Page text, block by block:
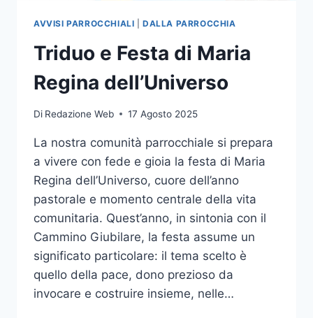
AVVISI PARROCCHIALI |DALLA PARROCCHIA
Triduo e Festa di Maria
Regina dell’Universo
Di Redazione Web 17 Agosto 2025
La nostra comunità parrocchiale si prepara
a vivere con fede e gioia la festa di Maria
Regina dell’Universo, cuore dell’anno
pastorale e momento centrale della vita
comunitaria. Quest’anno, in sintonia con il
Cammino Giubilare, la festa assume un
significato particolare: il tema scelto è
quello della pace, dono prezioso da
invocare e costruire insieme, nelle…